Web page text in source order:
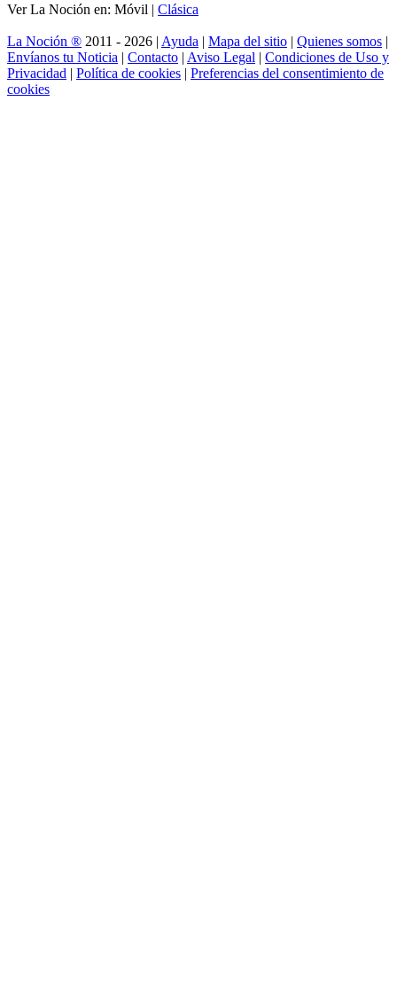
Ver La Noción en: Móvil | Clásica
La Noción ® 2011 - 2026 | Ayuda | Mapa del sitio | Quienes somos |
Envíanos tu Noticia | Contacto | Aviso Legal | Condiciones de Uso y
Privacidad | Política de cookies | Preferencias del consentimiento de
cookies